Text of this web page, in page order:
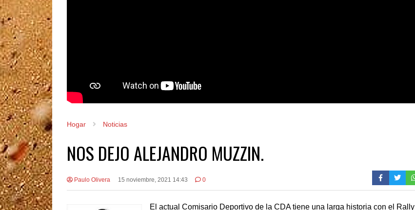
Hogar Noticias
NOS DEJO ALEJANDRO MUZZIN.
Paulo Olivera 15 noviembre, 2021 14:43 0
El actual Comisario Deportivo de la CDA tiene una larga historia con el Rally